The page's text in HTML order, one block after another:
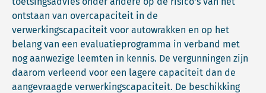
ontstaan van overcapaciteit in de
verwerkingscapaciteit voor autowrakken en op het
belang van een evaluatieprogramma in verband met
nog aanwezige leemten in kennis. De vergunningen zijn
daarom verleend voor een lagere capaciteit dan de
aangevraagde verwerkingscapaciteit. De beschikking